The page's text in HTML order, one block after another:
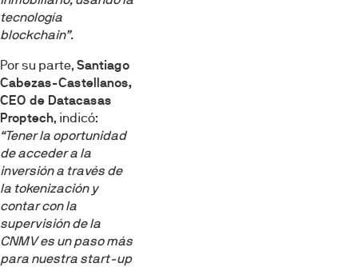
tecnología
blockchain”.
Por su parte, Santiago
Cabezas-Castellanos,
CEO de Datacasas
Proptech, indicó:
“Tener la oportunidad
de acceder a la
inversión a través de
la tokenización y
contar con la
supervisión de la
CNMV es un paso más
para nuestra start-up